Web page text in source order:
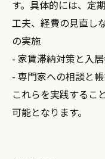
用法
投資用物
管理を工
ト
関西・関東
す。具体的には、定
工夫、経費の見直し
の実施
- 家賃滞納対策と入
- 専門家への相談と
これらを実践するこ
可能となります。